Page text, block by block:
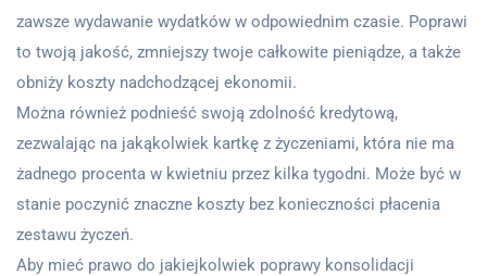
zawsze wydawanie wydatków w odpowiednim czasie. Poprawi
to twoją jakość, zmniejszy twoje całkowite pieniądze, a także
obniży koszty nadchodzącej ekonomii.
Można również podnieść swoją zdolność kredytową,
zezwalając na jakąkolwiek kartkę z życzeniami, która nie ma
żadnego procenta w kwietniu przez kilka tygodni. Może być w
stanie poczynić znaczne koszty bez konieczności płacenia
zestawu życzeń.
Aby mieć prawo do jakiejkolwiek poprawy konsolidacji